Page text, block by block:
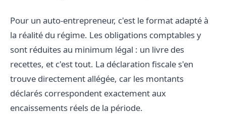
Pour un auto-entrepreneur, c'est le format adapté à
la réalité du régime. Les obligations comptables y
sont réduites au minimum légal : un livre des
recettes, et c'est tout. La déclaration fiscale s'en
trouve directement allégée, car les montants
déclarés correspondent exactement aux
encaissements réels de la période.